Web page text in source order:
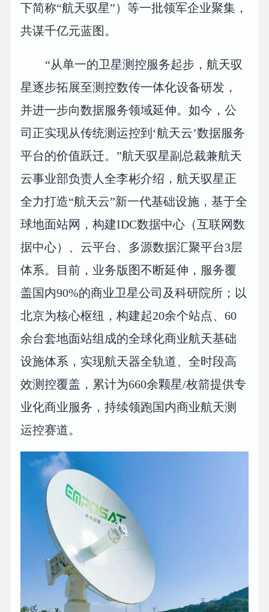
下简称“航天驭星”）等一批领军企业聚集，
共谋千亿元蓝图。
“从单一的卫星测控服务起步，航天驭
星逐步拓展至测控数传一体化设备研发，
并进一步向数据服务领域延伸。如今，公
司正实现从传统测运控到‘航天云’数据服务
平台的价值跃迁。”航天驭星副总裁兼航天
云事业部负责人全李彬介绍，航天驭星正
全力打造“航天云”新一代基础设施，基于全
球地面站网，构建IDC数据中心（互联网数
据中心）、云平台、多源数据汇聚平台3层
体系。目前，业务版图不断延伸，服务覆
盖国内90%的商业卫星公司及科研院所；以
北京为核心枢纽，构建起20余个站点、60
余台套地面站组成的全球化商业航天基础
设施体系，实现航天器全轨道、全时段高
效测控覆盖，累计为660余颗星/枚箭提供专
业化商业服务，持续领跑国内商业航天测
运控赛道。